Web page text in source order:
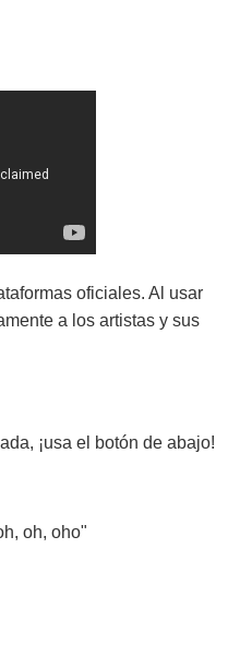
oficiales. Al usar
a los artistas y sus
¡usa el botón de abajo!
oh, oho"